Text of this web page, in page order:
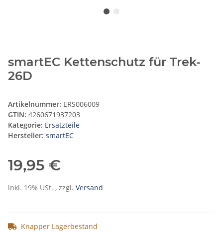
smartEC Kettenschutz für Trek-
26D
Artikelnummer: ERS006009
GTIN: 4260671937203
Kategorie: Ersatzteile
Hersteller: smartEC
19,95 €
inkl. 19% USt. , zzgl. Versand
Knapper Lagerbestand